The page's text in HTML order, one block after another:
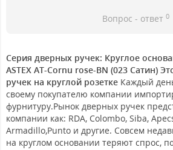
Вопрос - ответ 0
Серия дверных ручек: Круглое
ASTEX AT-Cornu rose-BN (023 Сатин)
ручек на круглой розетке Каждый
своему покупателю компании
фурнитуру.Рынок дверных ручек
компании как: RDA, Colombo, Siba,
Armadillo,Punto и другие. Совсем
на круглом основании теряют спрос,